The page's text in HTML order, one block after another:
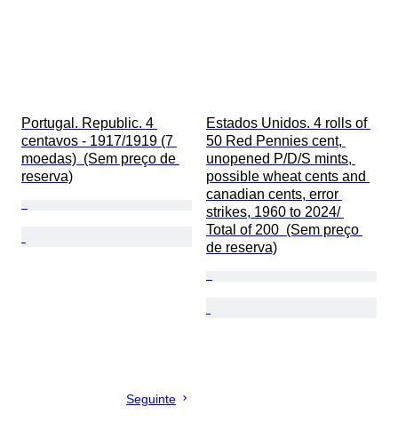
Portugal. Republic. 4
centavos - 1917/1919 (7
moedas)  (Sem preço de
reserva)
Estados Unidos. 4 rolls of
50 Red Pennies cent,
unopened P/D/S mints,
possible wheat cents and
canadian cents, error
strikes, 1960 to 2024/
Total of 200  (Sem preço
de reserva)
Seguinte